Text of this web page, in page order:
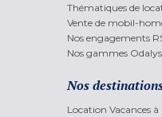
Thématiques de
Vente de mobil-
Nos engagements
Nos gammes
Nos
Location Vacances à